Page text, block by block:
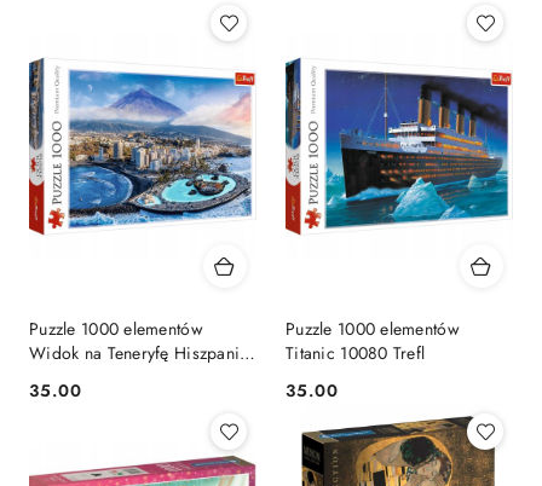
Puzzle 1000 elementów
Widok na Teneryfę Hiszpania
Cena:
35.00
Puzzle 1000 elementów
Titanic 10080 Trefl
Cena:
35.00